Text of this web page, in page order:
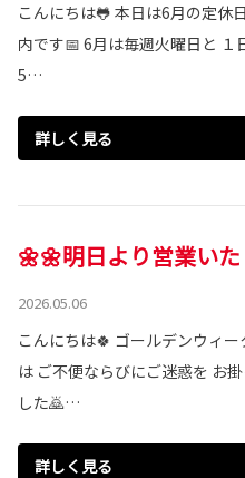
こんにちは🐸 本日は6月の定休
内です📅 6月は毎週火曜日と １
5…
詳しく見る
🌼🌼明日より営業い
2026.05.06
こんにちは🍀 ゴールデンウィ
は ご不便ならびにご迷惑を お
した🙇‍…
詳しく見る